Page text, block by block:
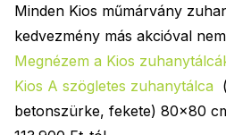
Minden Kios műmárvány
kedvezmény más akcióval
Megnézem a Kios
Kios A szögletes zuhanytálca
betonszürke, fekete) 80x80